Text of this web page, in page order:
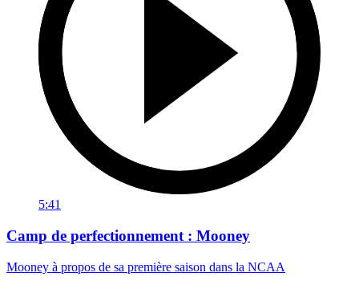
5:41
Camp de perfectionnement : Mooney
Mooney à propos de sa première saison dans la NCAA